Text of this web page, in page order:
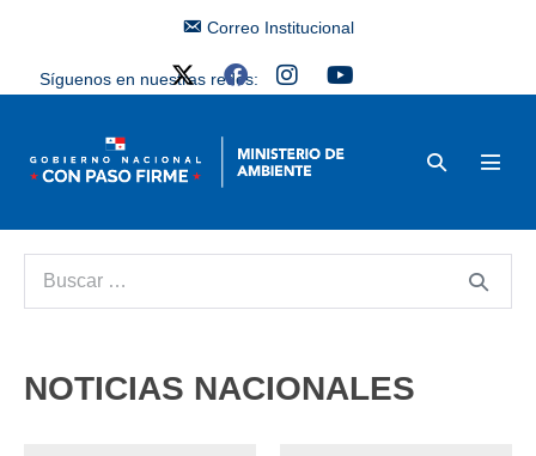
Correo Institucional
Síguenos en nuestras redes:
NOTICIAS NACIONALES